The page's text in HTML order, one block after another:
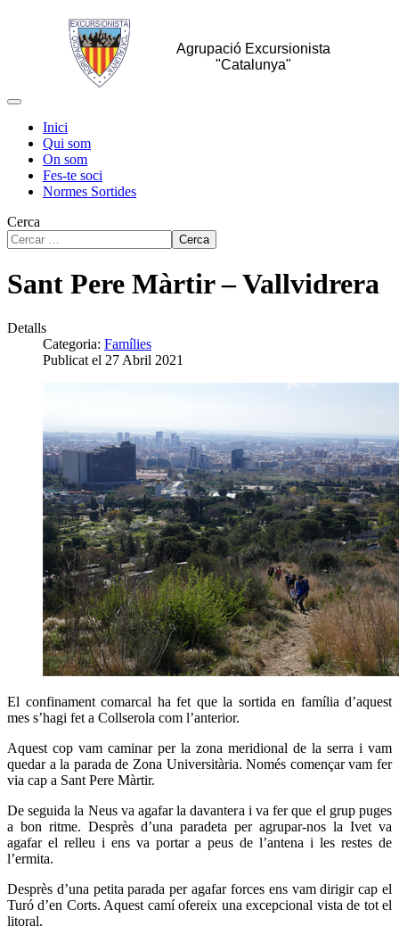
Agrupació Excursionista
"Catalunya"
Inici
Qui som
On som
Fes-te soci
Normes Sortides
Cerca
Cerca
Sant Pere Màrtir – Vallvidrera
Detalls
Categoria: Famílies
Publicat el 27 Abril 2021
El confinament comarcal ha fet que la sortida en família d’aquest
mes s’hagi fet a Collserola com l’anterior.
Aquest cop vam caminar per la zona meridional de la serra i vam
quedar a la parada de Zona Universitària. Només començar vam fer
via cap a Sant Pere Màrtir.
De seguida la Neus va agafar la davantera i va fer que el grup puges
a bon ritme. Desprès d’una paradeta per agrupar-nos la Ivet va
agafar el relleu i ens va portar a peus de l’antena i les restes de
l’ermita.
Desprès d’una petita parada per agafar forces ens vam dirigir cap el
Turó d’en Corts. Aquest camí ofereix una excepcional vista de tot el
litoral.